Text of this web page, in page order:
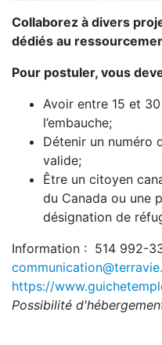
Collaborez à divers
dédiés au
Pour postuler, vous
Avoir entre 15 et
l’embauche;
Détenir un numéro
valide;
Être un citoyen
du Canada ou une
désignation de
Information : 514 992-
https://
Possibilité